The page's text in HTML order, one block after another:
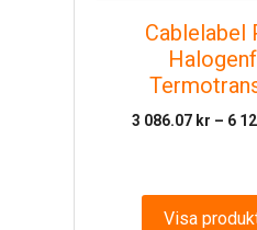
Cablelabel
3 086.07 kr – 6
Visa